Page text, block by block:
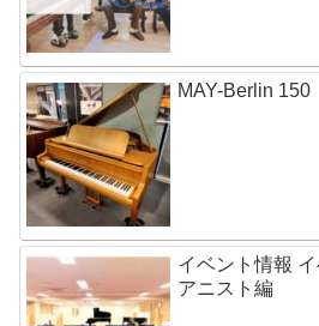
MAY-Berlin 150
イベント情報
アニスト編